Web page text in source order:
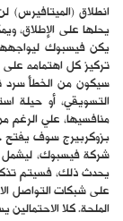
انطلاق
يحلها على الإطلاق،
يكن فيسبوك
تركيز كل اهتمامه على
سيكون من الخطأ سرد
التسويقي، أو حيلة
منافسيها، علي الرغم
بزوكربيرج سوف يفتح
شركة فيسبوك، ليشمل
يحدث ذلك، فسيتم
على شبكات التواصل
الملحة. كلا